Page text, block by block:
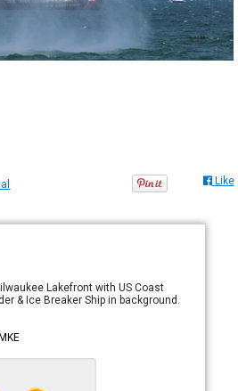
Like
Lakefront with US Coast
& Ice Breaker Ship in background.